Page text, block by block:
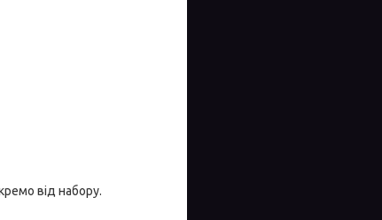
від набору.